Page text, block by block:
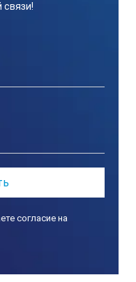
температуры, °С
связи!
согласие на